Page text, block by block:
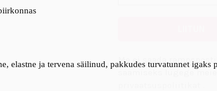
elastne ja tervena säilinud, pakkudes turvatunnet igaks
Me ei saada rämpsposti!
saamiseks lugege meie